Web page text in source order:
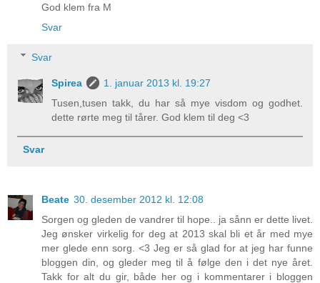
God klem fra M
Svar
Svar
Spirea
1. januar 2013 kl. 19:27
Tusen,tusen takk, du har så mye visdom og godhet.
dette rørte meg til tårer. God klem til deg <3
Svar
Beate 30. desember 2012 kl. 12:08
Sorgen og gleden de vandrer til hope.. ja sånn er dette livet.
Jeg ønsker virkelig for deg at 2013 skal bli et år med mye
mer glede enn sorg. <3 Jeg er så glad for at jeg har funne
bloggen din, og gleder meg til å følge den i det nye året.
Takk for alt du gir, både her og i kommentarer i bloggen